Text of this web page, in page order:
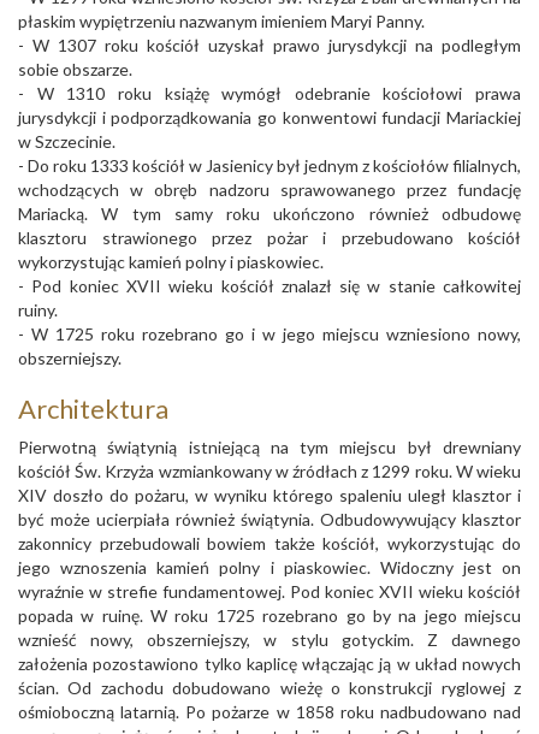
płaskim wypiętrzeniu nazwanym imieniem Maryi Panny.
- W 1307 roku kościół uzyskał prawo jurysdykcji na podległym
sobie obszarze.
- W 1310 roku książę wymógł odebranie kościołowi prawa
jurysdykcji i podporządkowania go konwentowi fundacji Mariackiej
w Szczecinie.
- Do roku 1333 kościół w Jasienicy był jednym z kościołów filialnych,
wchodzących w obręb nadzoru sprawowanego przez fundację
Mariacką. W tym samy roku ukończono również odbudowę
klasztoru strawionego przez pożar i przebudowano kościół
wykorzystując kamień polny i piaskowiec.
- Pod koniec XVII wieku kościół znalazł się w stanie całkowitej
ruiny.
- W 1725 roku rozebrano go i w jego miejscu wzniesiono nowy,
obszerniejszy.
Architektura
Pierwotną świątynią istniejącą na tym miejscu był drewniany
kościół Św. Krzyża wzmiankowany w źródłach z 1299 roku. W wieku
XIV doszło do pożaru, w wyniku którego spaleniu uległ klasztor i
być może ucierpiała również świątynia. Odbudowywujący klasztor
zakonnicy przebudowali bowiem także kościół, wykorzystując do
jego wznoszenia kamień polny i piaskowiec. Widoczny jest on
wyraźnie w strefie fundamentowej. Pod koniec XVII wieku kościół
popada w ruinę. W roku 1725 rozebrano go by na jego miejscu
wznieść nowy, obszerniejszy, w stylu gotyckim. Z dawnego
założenia pozostawiono tylko kaplicę włączając ją w układ nowych
ścian. Od zachodu dobudowano wieżę o konstrukcji ryglowej z
ośmioboczną latarnią. Po pożarze w 1858 roku nadbudowano nad